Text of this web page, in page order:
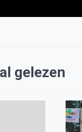
gelezen